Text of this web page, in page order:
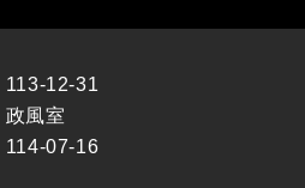
113-12-31
政風室
114-07-16